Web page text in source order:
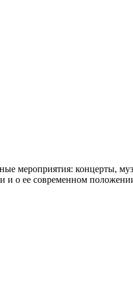
мероприятия: концерты,
и о ее современном